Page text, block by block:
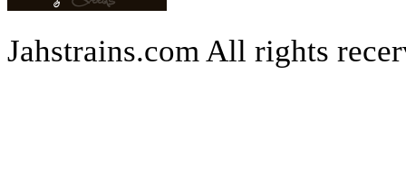
Jahstrains.com All rights